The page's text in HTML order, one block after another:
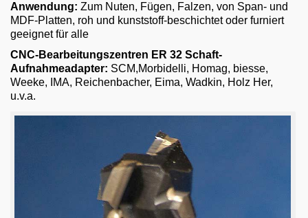
Anwendung: Zum Nuten, Fügen, Falzen, von Span- und
MDF-Platten, roh und kunststoff-beschichtet oder furniert
geeignet für alle
CNC-Bearbeitungszentren ER 32 Schaft-
Aufnahmeadapter: SCM,Morbidelli, Homag, biesse,
Weeke, IMA, Reichenbacher, Eima, Wadkin, Holz Her,
u.v.a.